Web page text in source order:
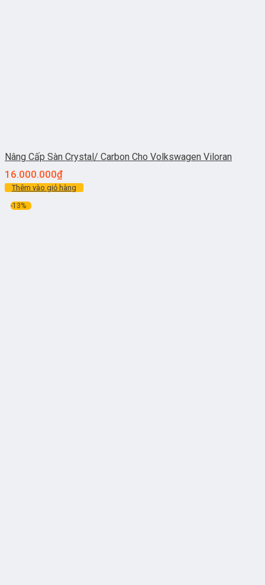
Nâng Cấp Sàn Crystal/ Carbon Cho Volkswagen Viloran
16.000.000₫
Thêm vào giỏ hàng
-13%